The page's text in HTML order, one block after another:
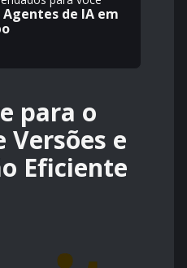
Agentes de IA em
para o
Versões e
Eficiente